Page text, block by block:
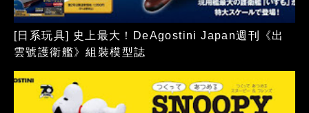
[日系玩具] 史上最大！DeAgostini Japan週刊《出
雲號護衛艦》組裝模型誌